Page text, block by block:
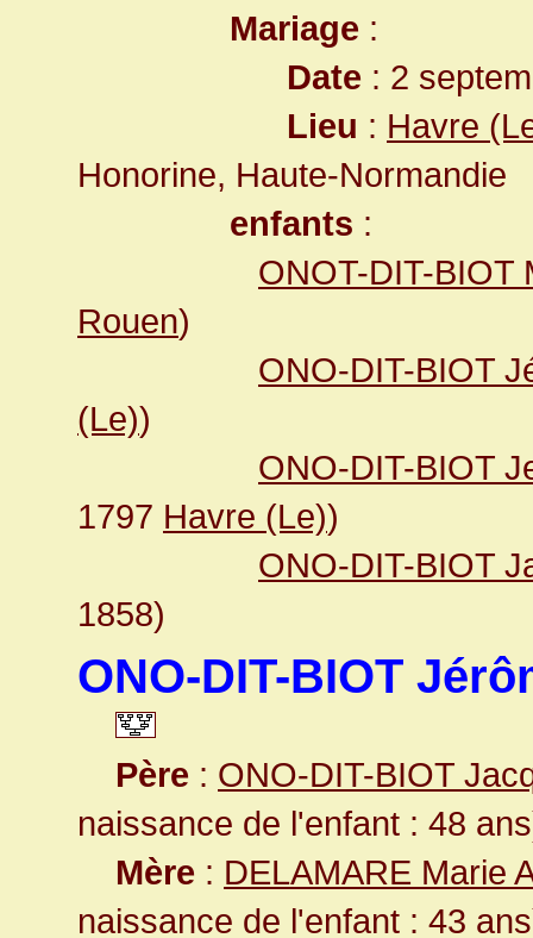
Mariage :
Date : 2
Lieu : Havre
Honorine, Haute-Normandie
enfants :
ONOT-DIT-BIOT
Rouen)
ONO-DIT-BIOT
(Le))
ONO-DIT-BIOT
1797 Havre (Le))
ONO-DIT-BIOT
1858)
ONO-DIT-BIOT
Père : ONO-DIT-BIOT
naissance de l'enfant : 48
Mère : DELAMARE Marie
naissance de l'enfant : 43